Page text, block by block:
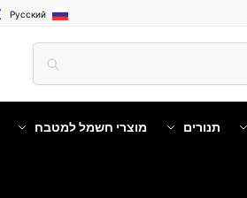
Русский
תנורים מוצרי חשמל למטבח